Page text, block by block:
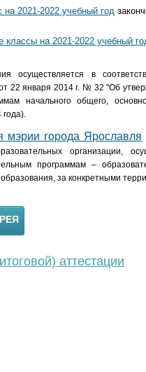
2021-2022 учебный год
классы на 2021-2022 учебный
осуществляется в
22 января 2014 г. № 32 "Об
начального общего,
мэрии города Ярославля
организации,
программам –
за конкретными
аттестации